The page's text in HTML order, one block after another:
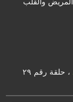
، حلقة رقم ٢٩